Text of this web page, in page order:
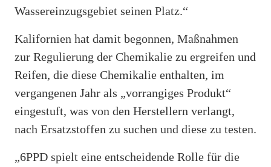
Wassereinzugsgebiet seinen Platz.“
Kalifornien hat damit begonnen, Maßnahmen
zur Regulierung der Chemikalie zu ergreifen und
Reifen, die diese Chemikalie enthalten, im
vergangenen Jahr als „vorrangiges Produkt“
eingestuft, was von den Herstellern verlangt,
nach Ersatzstoffen zu suchen und diese zu testen.
„6PPD spielt eine entscheidende Rolle für die